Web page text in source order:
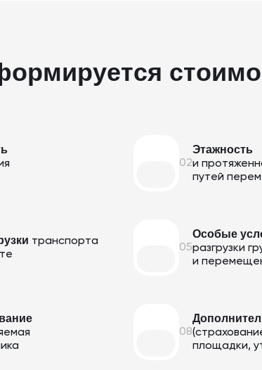
02
Этажность
и
путей
транспорта
05
Особые
разгрузки
и
08
площадки,